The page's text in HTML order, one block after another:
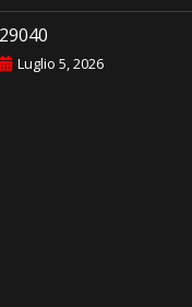
29040
Luglio 5, 2026